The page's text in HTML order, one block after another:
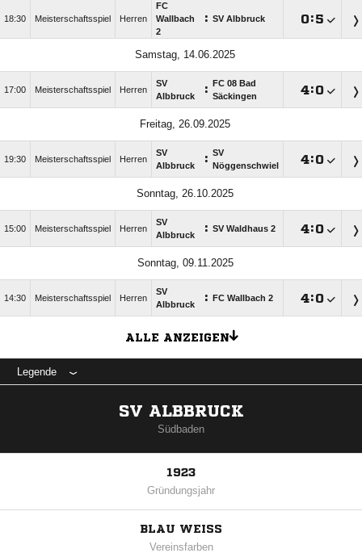
18:30 Meisterschaftsspiel Herren
FC
Wallbach
2
: SV Albbruck :
Samstag, 14.06.2025
17:00 Meisterschaftsspiel Herren
SV
Albbruck
:
FC 08 Bad
Säckingen
:
Freitag, 26.09.2025
19:30 Meisterschaftsspiel Herren
SV
Albbruck
: SV
Nöggenschwiel
:
Sonntag, 26.10.2025
15:00 Meisterschaftsspiel Herren
SV
Albbruck
: SV Waldhaus 2 :
Sonntag, 09.11.2025
14:30 Meisterschaftsspiel Herren
SV
Albbruck
: FC Wallbach 2 :
ALLE ANZEIGEN
Legende
SV ALBBRUCK
Südbaden
1923
Gründungsjahr
BLAU WEISS
Vereinsfarben